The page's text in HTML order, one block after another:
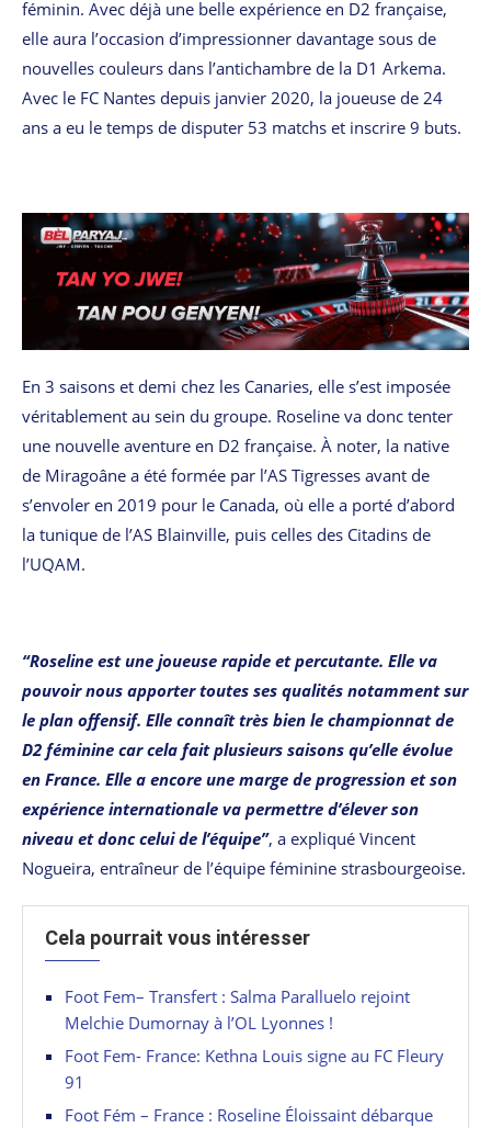
féminin. Avec déjà une belle expérience en D2 française,
elle aura l’occasion d’impressionner davantage sous de
nouvelles couleurs dans l’antichambre de la D1 Arkema.
Avec le FC Nantes depuis janvier 2020, la joueuse de 24
ans a eu le temps de disputer 53 matchs et inscrire 9 buts.
En 3 saisons et demi chez les Canaries, elle s’est imposée
véritablement au sein du groupe. Roseline va donc tenter
une nouvelle aventure en D2 française. À noter, la native
de Miragoâne a été formée par l’AS Tigresses avant de
s’envoler en 2019 pour le Canada, où elle a porté d’abord
la tunique de l’AS Blainville, puis celles des Citadins de
l’UQAM.
“Roseline est une joueuse rapide et percutante. Elle va
pouvoir nous apporter toutes ses qualités notamment sur
le plan offensif. Elle connaît très bien le championnat de
D2 féminine car cela fait plusieurs saisons qu’elle évolue
en France. Elle a encore une marge de progression et son
expérience internationale va permettre d’élever son
niveau et donc celui de l’équipe”, a expliqué Vincent
Nogueira, entraîneur de l’équipe féminine strasbourgeoise.
Cela pourrait vous intéresser
Foot Fem– Transfert : Salma Paralluelo rejoint
Melchie Dumornay à l’OL Lyonnes !
Foot Fem- France: Kethna Louis signe au FC Fleury
91
Foot Fém – France : Roseline Éloissaint débarque